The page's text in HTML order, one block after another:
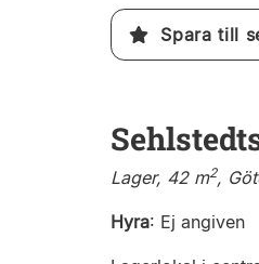
Spara till
Lager, 42 m2,
Hyra: Ej angiven